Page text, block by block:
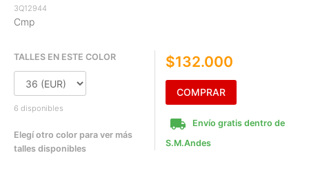
3Q12944
Cmp
TALLES EN ESTE COLOR
6 disponibles
Elegí otro color para ver más
talles disponibles
$132.000
COMPRAR
local_shipping
Envío gratis dentro de
S.M.Andes